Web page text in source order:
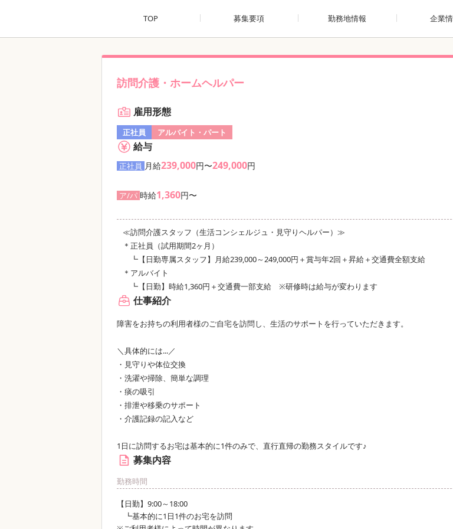
TOP 募集要項 勤務地情報 企業
訪問介護・ホームヘルパー
雇用形態
正社員 アルバイト・パート
給与
正社員 月給239,000円〜249,000円
ア/パ 時給1,360円〜
≪訪問介護スタッフ（生活コンシェルジュ・見守りヘルパー）≫
＊正社員（試用期間2ヶ月）
┗【日勤専属スタッフ】月給239,000～249,000円＋賞与年2回＋昇給＋交通費全額支給
＊アルバイト
┗【日勤】時給1,360円＋交通費一部支給 ※研修時は給与が変わります
仕事紹介
障害をお持ちの利用者様のご自宅を訪問し、生活のサポートを行っていただきます。
＼具体的には...／
・見守りや体位交換
・洗濯や掃除、簡単な調理
・痰の吸引
・排泄や移乗のサポート
・介護記録の記入など
1日に訪問するお宅は基本的に1件のみで、直行直帰の勤務スタイルです♪
募集内容
勤務時間
【日勤】9:00～18:00
┗基本的に1日1件のお宅を訪問